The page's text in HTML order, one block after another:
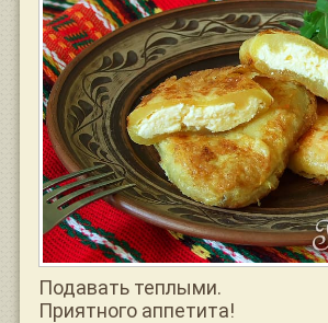
Подавать теплыми.
Приятного аппетита!